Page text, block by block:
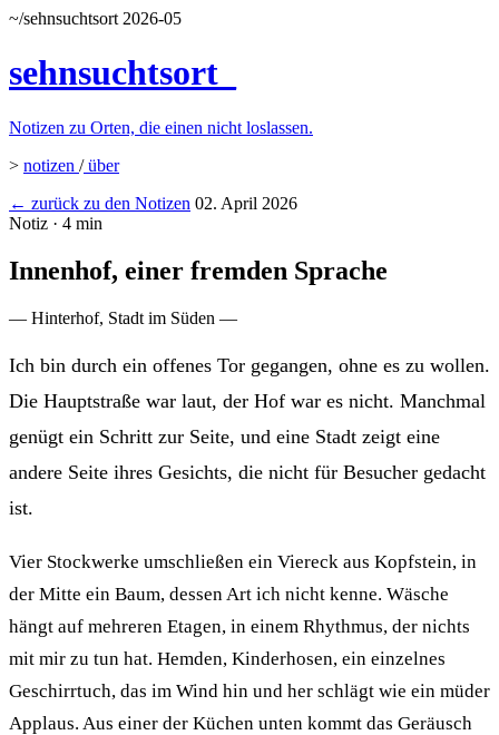
~/sehnsuchtsort 2026-05
sehnsuchtsort
Notizen zu Orten, die einen nicht loslassen.
> notizen /über
← zurück zu den Notizen 02. April 2026
Notiz · 4 min
Innenhof, einer fremden Sprache
— Hinterhof, Stadt im Süden —
Ich bin durch ein offenes Tor gegangen, ohne es zu wollen.
Die Hauptstraße war laut, der Hof war es nicht. Manchmal
genügt ein Schritt zur Seite, und eine Stadt zeigt eine
andere Seite ihres Gesichts, die nicht für Besucher gedacht
ist.
Vier Stockwerke umschließen ein Viereck aus Kopfstein, in
der Mitte ein Baum, dessen Art ich nicht kenne. Wäsche
hängt auf mehreren Etagen, in einem Rhythmus, der nichts
mit mir zu tun hat. Hemden, Kinderhosen, ein einzelnes
Geschirrtuch, das im Wind hin und her schlägt wie ein müder
Applaus. Aus einer der Küchen unten kommt das Geräusch